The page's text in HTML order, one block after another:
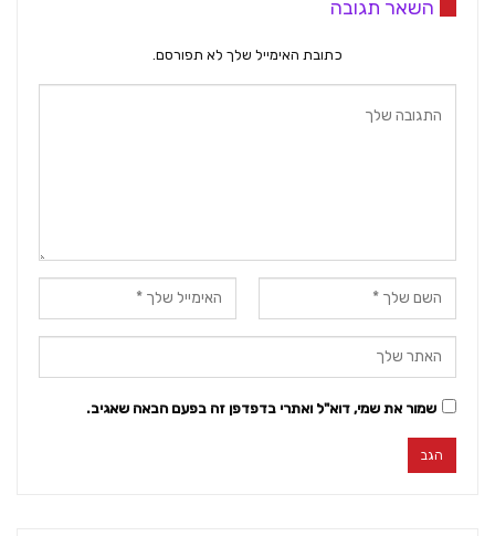
השאר תגובה
כתובת האימייל שלך לא תפורסם.
שמור את שמי, דוא"ל ואתרי בדפדפן זה בפעם הבאה שאגיב.